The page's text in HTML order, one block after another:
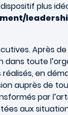
plus
Après
toute
en
auprès de
par
aux